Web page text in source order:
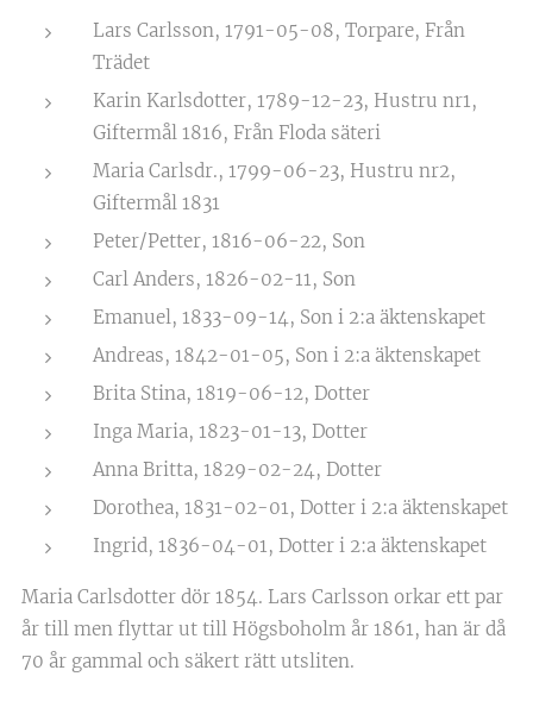
Lars Carlsson, 1791-05-08, Torpare, Från
Trädet
Karin Karlsdotter, 1789-12-23, Hustru nr1,
Giftermål 1816, Från Floda säteri
Maria Carlsdr., 1799-06-23, Hustru nr2,
Giftermål 1831
Peter/Petter, 1816-06-22, Son
Carl Anders, 1826-02-11, Son
Emanuel, 1833-09-14, Son i 2:a äktenskapet
Andreas, 1842-01-05, Son i 2:a äktenskapet
Brita Stina, 1819-06-12, Dotter
Inga Maria, 1823-01-13, Dotter
Anna Britta, 1829-02-24, Dotter
Dorothea, 1831-02-01, Dotter i 2:a äktenskapet
Ingrid, 1836-04-01, Dotter i 2:a äktenskapet
Maria Carlsdotter dör 1854. Lars Carlsson orkar ett par
år till men flyttar ut till Högsboholm år 1861, han är då
70 år gammal och säkert rätt utsliten.